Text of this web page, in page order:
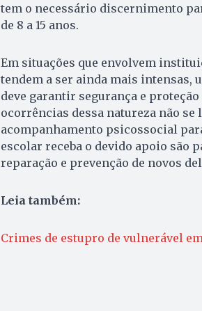
tem o necessário discernimento
de 8 a 15 anos.
Em situações que envolvem
tendem a ser ainda mais intensas,
deve garantir segurança e
ocorrências dessa natureza não se
acompanhamento psicossocial
escolar receba o devido apoio são
reparação e prevenção de novos
Leia também:
Crimes de estupro de vulnerável